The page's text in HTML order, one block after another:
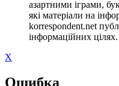
азартними іграми,
які матеріали на
korrespondent.net
інформаційних цілях.
X
Ошибка